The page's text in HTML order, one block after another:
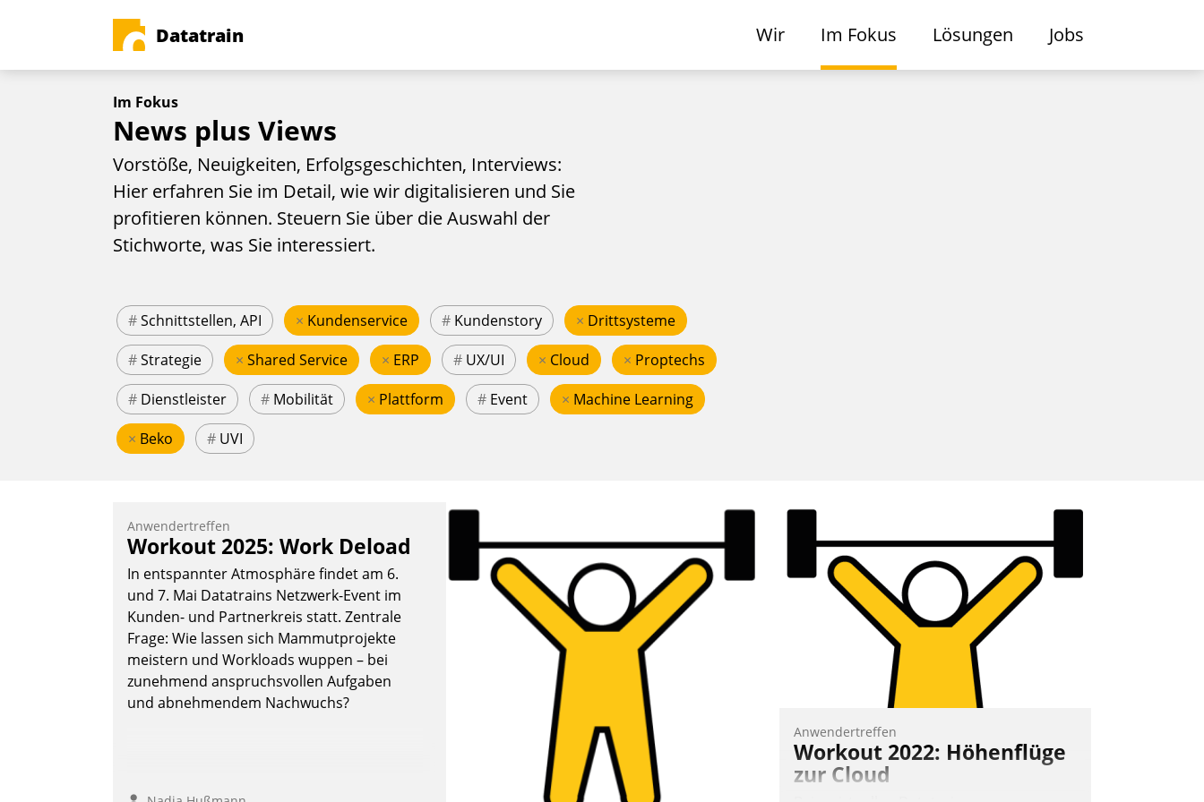
Datatrain Wir Im Fokus Lösungen Jobs
Im Fokus
News plus Views
Vorstöße, Neuigkeiten, Erfolgsgeschichten, Interviews:
Hier erfahren Sie im Detail, wie wir digitalisieren und Sie
profitieren können. Steuern Sie über die Auswahl der
Stichworte, was Sie interessiert.
#Schnittstellen, API × Kundenservice # Kundenstory × Drittsysteme
#Strategie × Shared Service × ERP # UX/UI × Cloud × Proptechs
# Dienstleister # Mobilität × Plattform # Event × Machine Learning
× Beko # UVI
Anwendertreffen
Workout 2025: Work Deload
In entspannter Atmosphäre findet am 6.
und 7. Mai Datatrains Netzwerk-Event im
Kunden- und Partnerkreis statt. Zentrale
Frage: Wie lassen sich Mammutprojekte
meistern und Workloads wuppen – bei
zunehmend anspruchsvollen Aufgaben
und abnehmendem Nachwuchs?
Anwendertreffen
Workout 2022: Höhenflüge
zur Cloud